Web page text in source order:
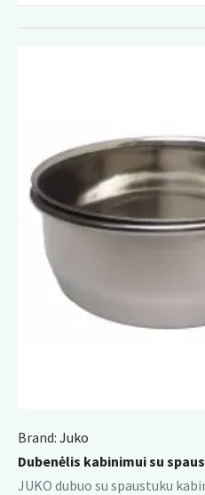
Brand: Juko
Dubenėlis kabinimui su
JUKO dubuo su spaustuku